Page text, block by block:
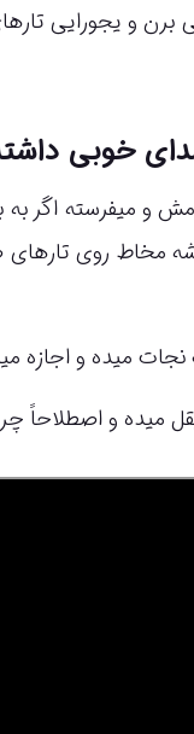
برن و یجورایی
خوبی
و میفرسته اگر
مخاط روی
میده و اجازه
میده و اصطلاحاً